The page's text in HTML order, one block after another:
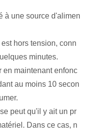
à une source d'alimen
hors tension, conn
minutes.
en maintenant enfonc
au moins 10 secon
peut qu'il y ait un pr
Dans ce cas, n